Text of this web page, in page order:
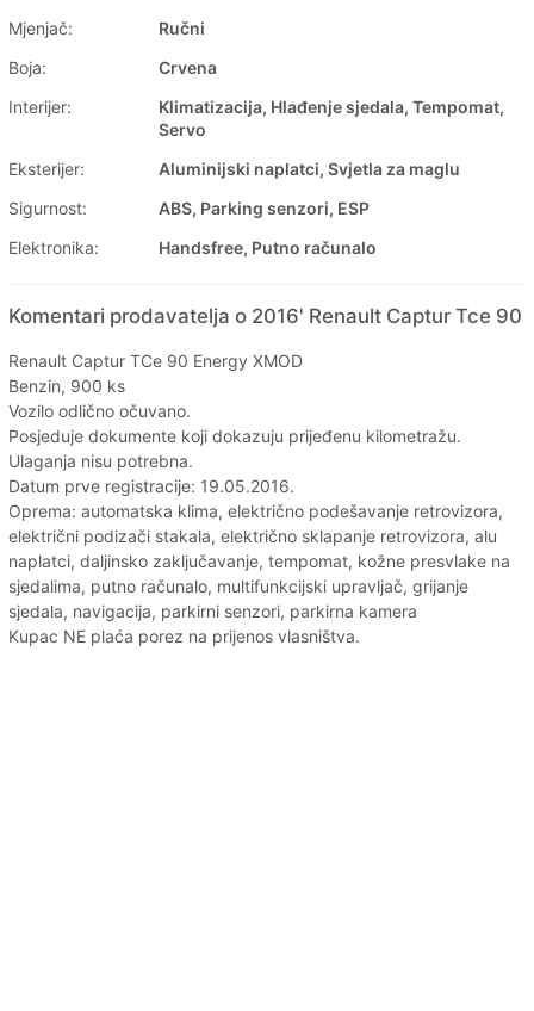
Mjenjač:
Ručni
Boja:
Crvena
Interijer:
Klimatizacija, Hlađenje sjedala, Tempomat,
Servo
Eksterijer:
Aluminijski naplatci, Svjetla za maglu
Sigurnost:
ABS, Parking senzori, ESP
Elektronika:
Handsfree, Putno računalo
Komentari prodavatelja o 2016' Renault Captur Tce 90
Renault Captur TCe 90 Energy XMOD
Benzin, 900 ks
Vozilo odlično očuvano.
Posjeduje dokumente koji dokazuju prijeđenu kilometražu.
Ulaganja nisu potrebna.
Datum prve registracije: 19.05.2016.
Oprema: automatska klima, električno podešavanje retrovizora,
električni podizači stakala, električno sklapanje retrovizora, alu
naplatci, daljinsko zaključavanje, tempomat, kožne presvlake na
sjedalima, putno računalo, multifunkcijski upravljač, grijanje
sjedala, navigacija, parkirni senzori, parkirna kamera
Kupac NE plaća porez na prijenos vlasništva.